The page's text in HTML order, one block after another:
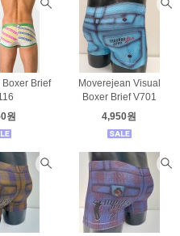
Brief
원
Moverejean Visual
Boxer Brief V701
4,950원